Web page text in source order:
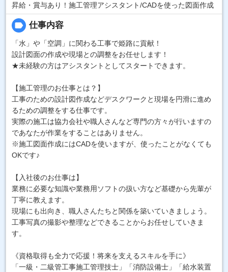
昇給・賞与あり！施工管理アシスタント/CADを使った図面作成
label 仕事内容
「水」や「空調」に関わる工事で姫路に貢献！
設計図面の作成や現場との調整をお任せします！
★未経験の方はアシスタントとしてスタートできます。
【施工管理のお仕事とは？】
工事のための設計図作成などデスクワークと現場を円滑に進め
るための調整をする仕事です。
実際の施工は協力会社や職人さんなど専門の方々が行いますの
であなたが作業をすることはありません。
※施工図面作成にはCADを使いますが、使ったことがなくても
OKです♪
【入社後のお仕事は】
業務に必要な知識や業務用ソフトの扱い方など基礎から先輩が
丁寧に教えます。
現場にも出向き、職人さんたちと関係を築いていきましょう。
工事写真の撮影や整理などできることからお任せしていきま
す。
《資格取得も全力で応援！将来を支えるスキルを手に》
「一級・二級管工事施工管理技士」「消防設備士」「給水装置